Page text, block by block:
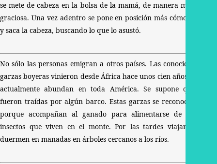
se mete de cabeza en la bolsa de la mamá, de manera muy
graciosa. Una vez adentro se pone en posición más cómoda
y saca la cabeza, buscando lo que lo asustó.
No sólo las personas emigran a otros países. Las conocidas
garzas boyeras vinieron desde África hace unos cien años, y
actualmente abundan en toda América. Se supone que
fueron traídas por algún barco. Estas garzas se reconocen
porque acompañan al ganado para alimentarse de los
insectos que viven en el monte. Por las tardes viajan y
duermen en manadas en árboles cercanos a los ríos.